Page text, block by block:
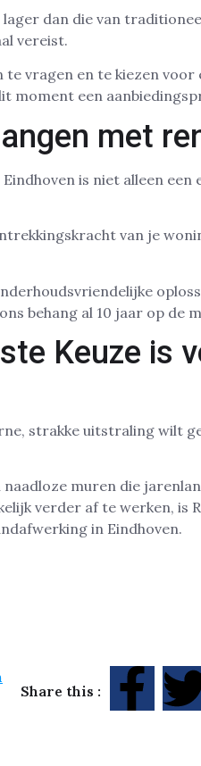
dan die van
vereist.
vragen en te kiezen
moment een
met
is niet alleen een
van je
behang al 10 jaar op de
Keuze is
strakke uitstraling wilt
muren die
verder af te werken, is
in Eindhoven.
Share this :